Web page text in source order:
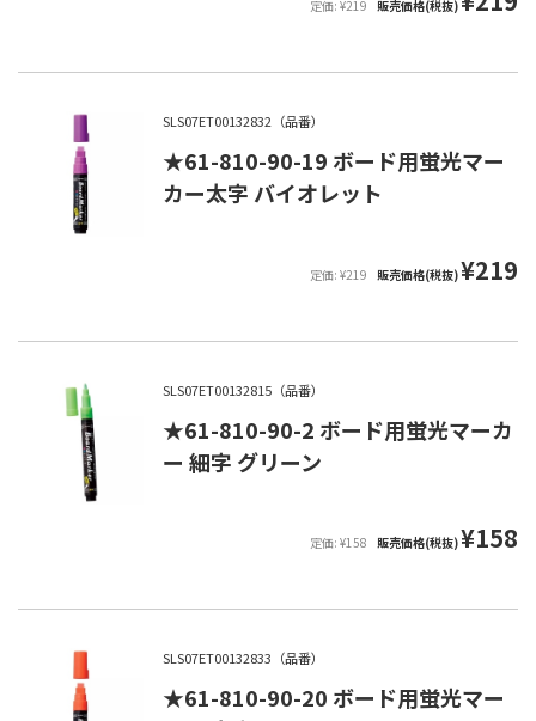
定価: ¥219 販売価格(税抜)
SLS07ET00132832（品番）
★61-810-90-19 ボード用蛍光マー
カー太字 バイオレット
定価: ¥219 販売価格(税抜)¥219
SLS07ET00132815（品番）
★61-810-90-2 ボード用蛍光マーカ
ー 細字 グリーン
定価: ¥158 販売価格(税抜)¥158
SLS07ET00132833（品番）
★61-810-90-20 ボード用蛍光マー